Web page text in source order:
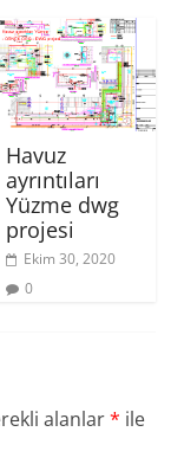
Havuz
ayrıntıları
Yüzme dwg
projesi
Ekim 30, 2020
0
alanlar* ile